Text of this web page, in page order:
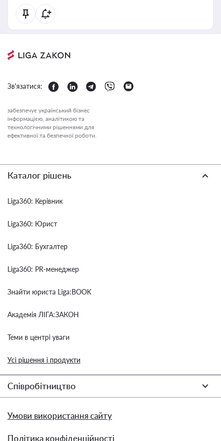
Зв'язатися:
забезпечує український бізнес
інформацією, аналітикою та
технологічними рішеннями для
ефективної та безпечної роботи.
Каталог рішень
Liga360: Керівник
Liga360: Юрист
Liga360: Бухгалтер
Liga360: PR-менеджер
Знайти юриста Liga:BOOK
Академія ЛІГА:ЗАКОН
Теми в центрі уваги
Усі рішення і продукти
Співробітництво
Умови використання сайту
Політика конфіденційності